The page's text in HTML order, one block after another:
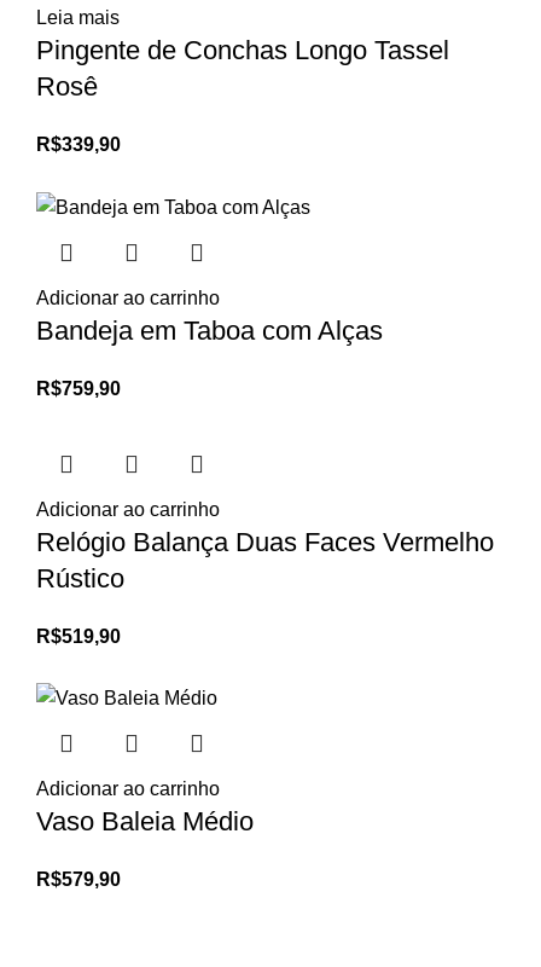
Leia mais
Pingente de Conchas Longo Tassel
Rosê
R$339,90
Adicionar ao carrinho
Bandeja em Taboa com Alças
R$759,90
Adicionar ao carrinho
Relógio Balança Duas Faces Vermelho
Rústico
R$519,90
Adicionar ao carrinho
Vaso Baleia Médio
R$579,90